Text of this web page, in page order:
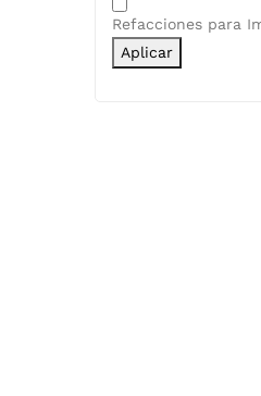
Categoría
Refacciones para
Aplicar